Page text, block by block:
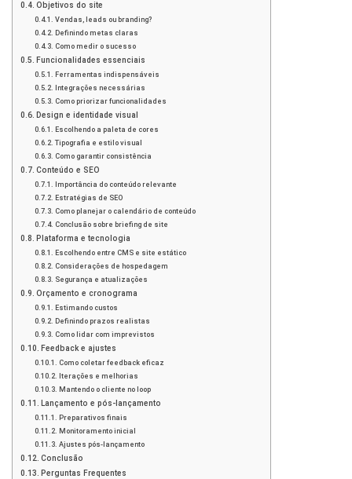
Objetivos do site
Vendas, leads ou branding?
Definindo metas claras
Como medir o sucesso
Funcionalidades essenciais
Ferramentas indispensáveis
Integrações necessárias
Como priorizar funcionalidades
Design e identidade visual
Escolhendo a paleta de cores
Tipografia e estilo visual
Como garantir consistência
Conteúdo e SEO
Importância do conteúdo relevante
Estratégias de SEO
Como planejar o calendário de conteúdo
Conclusão sobre briefing de site
Plataforma e tecnologia
Escolhendo entre CMS e site estático
Considerações de hospedagem
Segurança e atualizações
Orçamento e cronograma
Estimando custos
Definindo prazos realistas
Como lidar com imprevistos
Feedback e ajustes
Como coletar feedback eficaz
Iterações e melhorias
Mantendo o cliente no loop
Lançamento e pós-lançamento
Preparativos finais
Monitoramento inicial
Ajustes pós-lançamento
Conclusão
Perguntas Frequentes